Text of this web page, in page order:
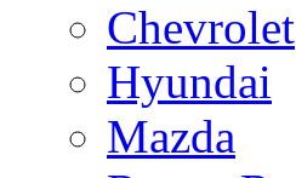
Chevrolet
Hyundai
Mazda